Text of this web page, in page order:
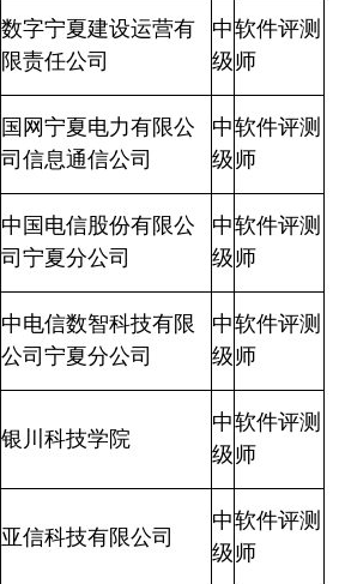
数字宁夏建设运营有
限责任公司
中
级
软件评测
师
国网宁夏电力有限公
司信息通信公司
中
级
软件评测
师
中国电信股份有限公
司宁夏分公司
中
级
软件评测
师
中电信数智科技有限
公司宁夏分公司
中
级
软件评测
师
银川科技学院
中
级
软件评测
师
亚信科技有限公司
中
级
软件评测
师